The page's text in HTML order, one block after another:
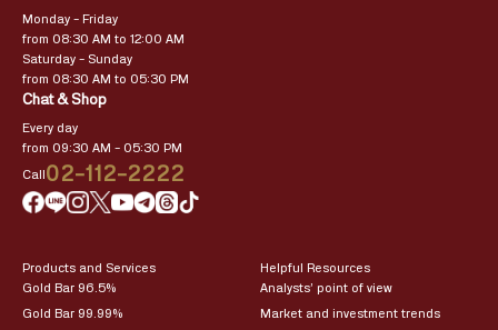
Monday – Friday
from 08:30 AM to 12:00 AM
Saturday – Sunday
from 08:30 AM to 05:30 PM
Chat & Shop
Every day
from 09:30 AM – 05:30 PM
Call02-112-2222
Products and Services
Gold Bar 96.5%
Gold Bar 99.99%
Helpful Resources
Analysts’ point of view
Market and investment trends